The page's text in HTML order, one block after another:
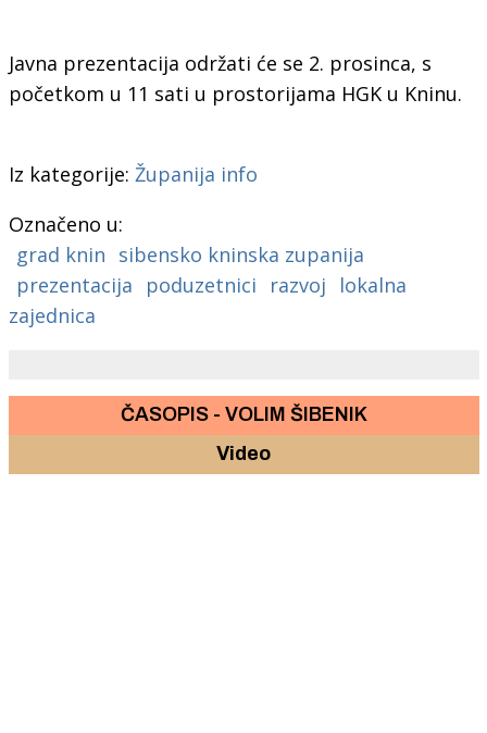
Javna prezentacija održati će se 2. prosinca, s
početkom u 11 sati u prostorijama HGK u Kninu.
Iz kategorije: Županija info
Označeno u:
grad knin sibensko kninska zupanija
prezentacija
poduzetnici razvoj
lokalna
zajednica
ČASOPIS - VOLIM ŠIBENIK
Video